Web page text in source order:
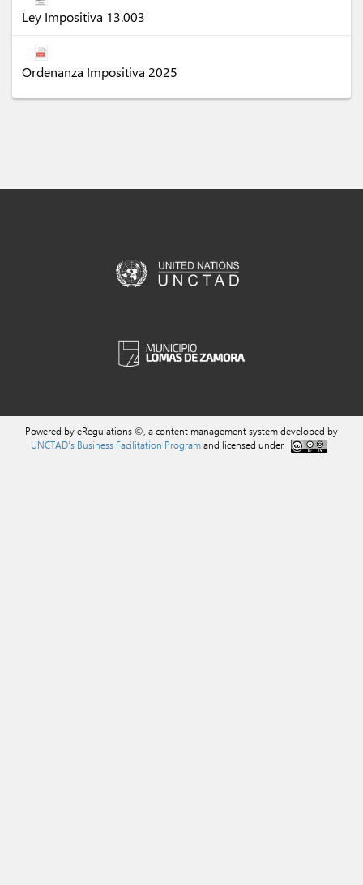
Ley Impositiva 13.003
Ordenanza Impositiva 2025
Powered by eRegulations ©, a content management system developed by
UNCTAD's Business Facilitation Programand licensed under